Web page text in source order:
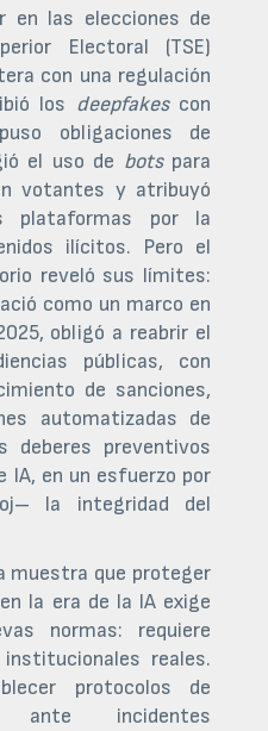
en las elecciones de
Electoral (TSE)
con una regulación
los deepfakescon
obligaciones de
el uso de botspara
votantes y atribuyó
plataformas por la
ilícitos. Pero el
reveló sus límites:
como un marco en
obligó a reabrir el
públicas, con
de sanciones,
automatizadas de
deberes preventivos
IA, en un esfuerzo por
la integridad del
muestra que proteger
la era de la IA exige
normas: requiere
reales.
protocolos de
ante incidentes